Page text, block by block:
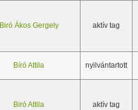
Biró Ákos Gergely aktív tag
Bíró Attila nyilvántartott
Biró Attila aktív tag